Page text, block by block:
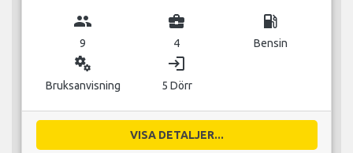
group
9
business_center
4
local_gas_station
Bensin
miscellaneous_services
Bruksanvisning
login
5 Dörr
VISA DETALJER...